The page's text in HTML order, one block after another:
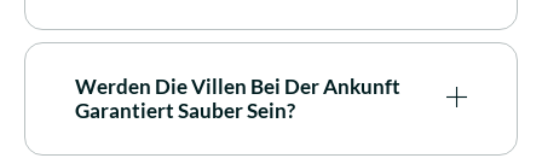
Werden Die Villen Bei Der Ankunft
Garantiert Sauber Sein?